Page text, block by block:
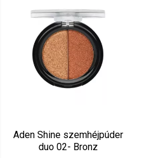
Aden Shine szemhéjpúder
duo 02- Bronz